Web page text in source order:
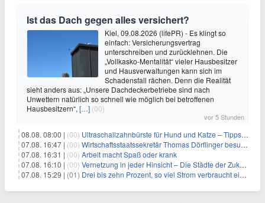
Ist das Dach gegen alles versichert?
Kiel, 09.08.2026 (lifePR) - Es klingt so
einfach: Versicherungsvertrag
unterschreiben und zurücklehnen. Die
„Vollkasko-Mentalität“ vieler Hausbesitzer
und Hausverwaltungen kann sich im
Schadensfall rächen. Denn die Realität
sieht anders aus: „Unsere Dachdeckerbetriebe sind nach
Unwettern natürlich so schnell wie möglich bei betroffenen
Hausbesitzern“, […] (00)
vor 5 Stunden
08.08. 08:00 | (00) Ultraschallzahnbürste für Hund und Katze – Tipps zur erfolgreichen Eingewöhnung
07.08. 16:47 | (00) Wirtschaftsstaatssekretär Thomas Dörflinger besucht Handwerksbetrieb im Kammerbezirk Freiburg
07.08. 16:31 | (00) Arbeit macht Spaß oder krank
07.08. 16:10 | (00) Vernetzung in jeder Hinsicht – Die Städte der Zukunft sind grün-blau
07.08. 15:29 | (01) Drei bis zehn Prozent, so viel Strom verbraucht ein Aufzug im Gebäude